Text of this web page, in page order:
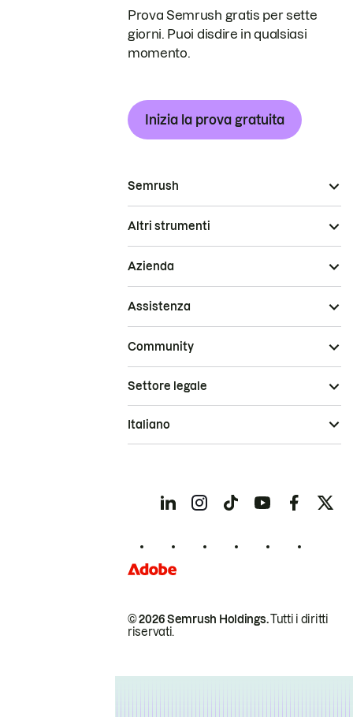
Prova Semrush gratis per sette
giorni. Puoi disdire in qualsiasi
momento.
Inizia la prova gratuita
Semrush
Altri strumenti
Azienda
Assistenza
Community
© 2026 Semrush Holdings.Tutti i diritti
riservati.
Settore legale
Italiano